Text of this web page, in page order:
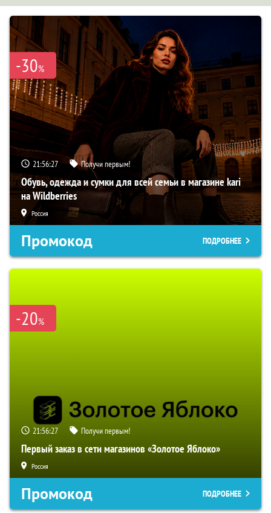
-30%
21:56:26 Получи первым!
Обувь, одежда и сумки для всей семьи в магазине kari
на Wildberries
Россия
Промокод ПОДРОБНЕЕ
-20%
21:56:26 Получи первым!
Первый заказ в сети магазинов «Золотое Яблоко»
Россия
Промокод ПОДРОБНЕЕ